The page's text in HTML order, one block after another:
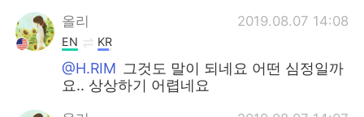
올리 2019.08.07 14:08
EN KR
@H.RIM 그것도 말이 되네요 어떤 심정일까
요.. 상상하기 어렵네요